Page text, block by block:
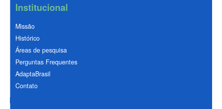
Institucional
Missão
Histórico
Áreas de pesquisa
Perguntas Frequentes
AdaptaBrasil
Contato